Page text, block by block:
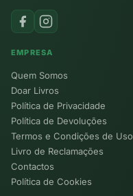
EMPRESA
Quem Somos
Doar Livros
Política de Privacidade
Política de Devoluções
Termos e Condições de Uso
Livro de Reclamações
Contactos
Política de Cookies